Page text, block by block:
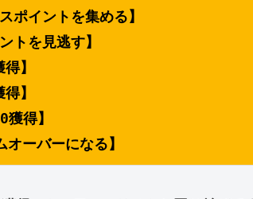
ポイントを集める】
トを見逃す】
】
】
得】
ーバーになる】